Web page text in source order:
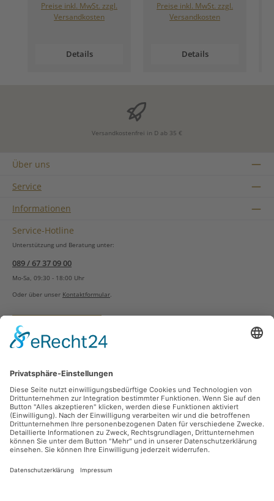
Preise inkl. MwSt. zzgl.
Versandkosten
Details
Preise inkl. MwSt. zzgl.
Versandkosten
Details
Versandkostenfrei in D ab 35 €
Über uns
Service
Informationen
Service-Hotline
Unterstützung und Beratung unter:
089 / 67 37 09 00
Mo-Sa, 09:30 - 18:00 Uhr
Oder über unser Kontaktformular.
Vertrag widerrufen
Zahlungsarten
Sicher Einkaufen
Ladengeschäft
Newsletter